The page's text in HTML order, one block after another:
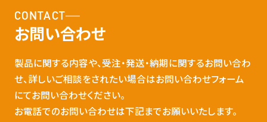
CONTACT
お問い合わせ
製品に関する内容や、受注・発送・納期に関するお問い合わ
せ、詳しいご相談をされたい場合はお問い合わせフォーム
にてお問い合わせください。
お電話でのお問い合わせは下記までお願いいたします。